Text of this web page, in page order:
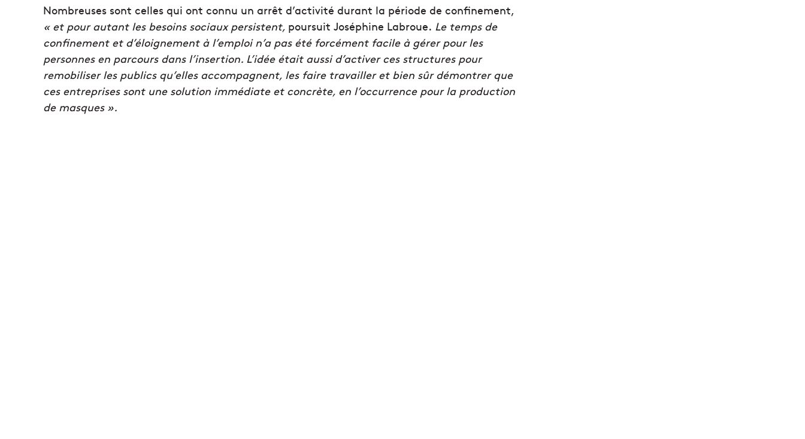
Nombreuses sont celles qui ont connu un arrêt d’activité durant la période de confinement,
« et pour autant les besoins sociaux persistent, poursuit Joséphine Labroue. Le temps de
confinement et d’éloignement à l’emploi n’a pas été forcément facile à gérer pour les
personnes en parcours dans l’insertion. L’idée était aussi d’activer ces structures pour
remobiliser les publics qu’elles accompagnent, les faire travailler et bien sûr démontrer que
ces entreprises sont une solution immédiate et concrète, en l’occurrence pour la production
de masques ».